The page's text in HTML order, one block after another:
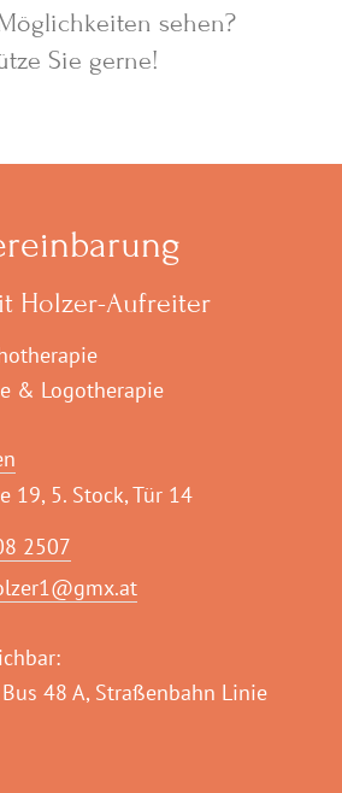
sehen?
Sie gerne!
Holzer-Aufreiter
& Logotherapie
19, 5. Stock, Tür 14
2507
48 A, Straßenbahn Linie